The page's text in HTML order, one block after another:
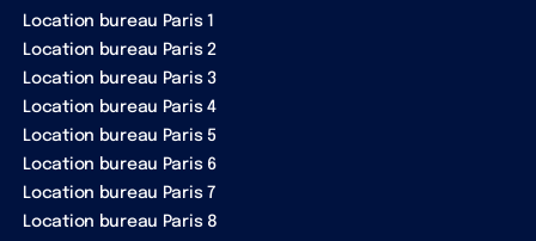
Location bureau Paris 1
Location bureau Paris 2
Location bureau Paris 3
Location bureau Paris 4
Location bureau Paris 5
Location bureau Paris 6
Location bureau Paris 7
Location bureau Paris 8